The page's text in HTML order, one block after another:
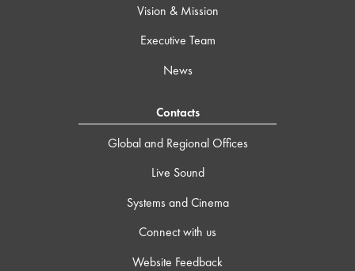
Vision & Mission
Executive Team
News
Contacts
Global and Regional Offices
Live Sound
Systems and Cinema
Connect with us
Website Feedback